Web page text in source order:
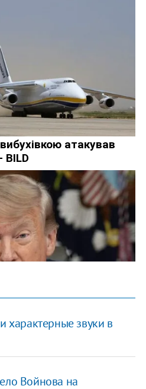
характерные звуки в
Войнова на